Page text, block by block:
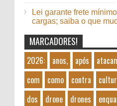
Lei garante frete
cargas; saiba o que
MARCADORES!
2026: anos, após
com
como contra
dos
drone drones